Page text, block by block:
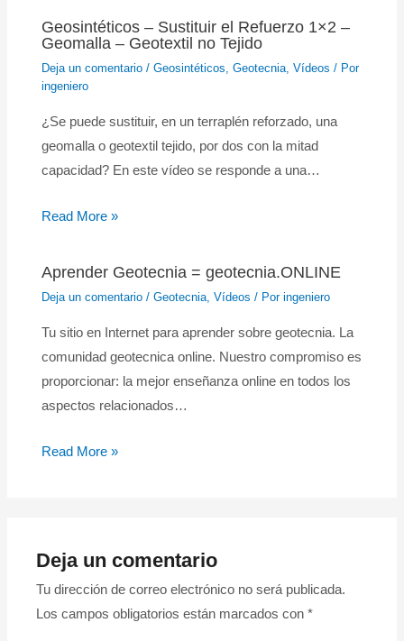
Geosintéticos – Sustituir el Refuerzo 1×2 –
Geomalla – Geotextil no Tejido
Deja un comentario / Geosintéticos, Geotecnia, Vídeos / Por
ingeniero
¿Se puede sustituir, en un terraplén reforzado, una
geomalla o geotextil tejido, por dos con la mitad
capacidad? En este vídeo se responde a una…
Read More »
Aprender Geotecnia = geotecnia.ONLINE
Deja un comentario / Geotecnia, Vídeos / Por ingeniero
Tu sitio en Internet para aprender sobre geotecnia. La
comunidad geotecnica online. Nuestro compromiso es
proporcionar: la mejor enseñanza online en todos los
aspectos relacionados…
Read More »
Deja un comentario
Tu dirección de correo electrónico no será publicada.
Los campos obligatorios están marcados con*